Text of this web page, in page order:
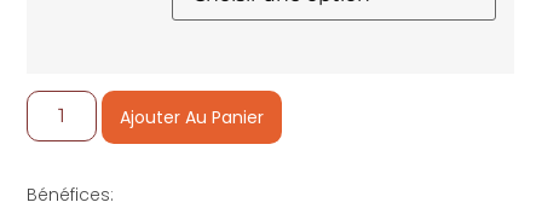
Ajouter Au Panier
Bénéfices: